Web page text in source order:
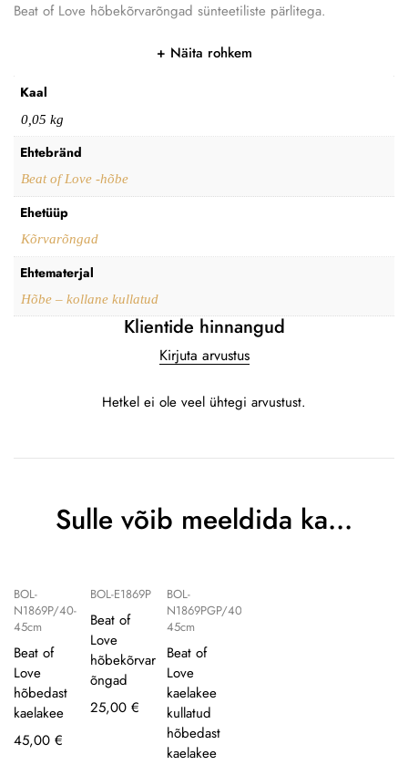
Beat of Love hõbekõrvarõngad sünteetiliste pärlitega.
Näita rohkem
Kaal
0,05 kg
Ehtebränd
Beat of Love -hõbe
Ehetüüp
Kõrvarõngad
Ehtematerjal
Hõbe – kollane kullatud
Klientide hinnangud
Kirjuta arvustus
Hetkel ei ole veel ühtegi arvustust.
Sulle võib meeldida ka…
BOL-
N1869P/40-
45cm
Beat of
Love
hõbedast
kaelakee
45,00 €
BOL-E1869P
Beat of
Love
hõbekõrvar
õngad
25,00 €
BOL-
N1869PGP/40-
45cm
Beat of
Love
kaelakee
kullatud
hõbedast
kaelakee